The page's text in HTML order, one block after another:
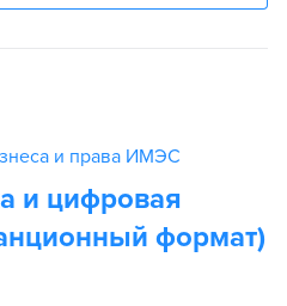
и права ИМЭС
и цифровая
формат)